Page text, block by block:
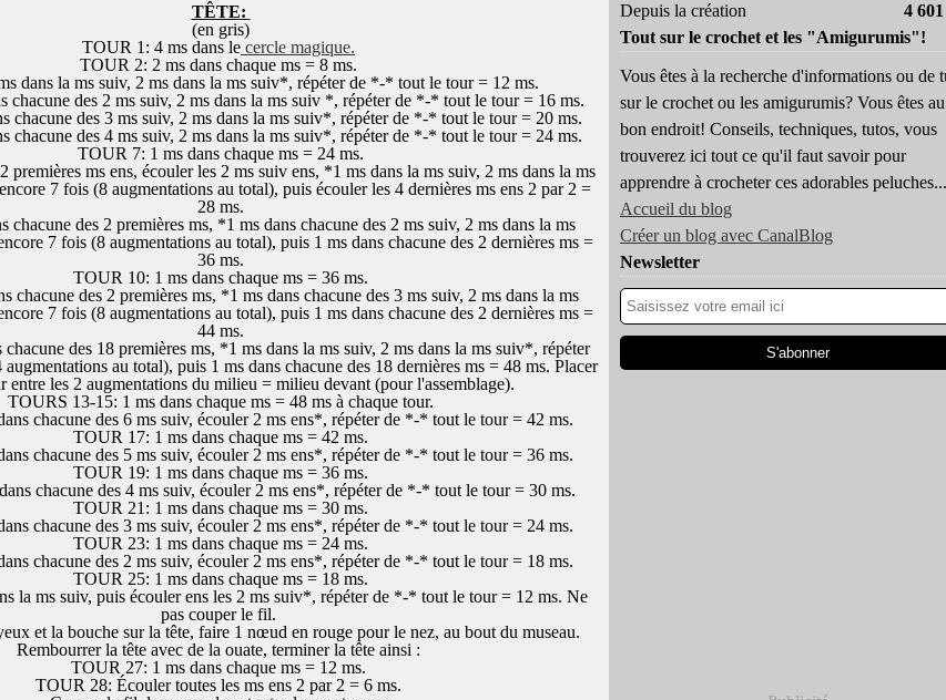
TÊTE:
(en gris)
TOUR 1: 4 ms dans le cercle magique.
TOUR 2: 2 ms dans chaque ms = 8 ms.
dans la ms suiv, 2 ms dans la ms suiv*, répéter de *-* tout le tour = 12 ms.
chacune des 2 ms suiv, 2 ms dans la ms suiv *, répéter de *-* tout le tour = 16 ms.
chacune des 3 ms suiv, 2 ms dans la ms suiv*, répéter de *-* tout le tour = 20 ms.
chacune des 4 ms suiv, 2 ms dans la ms suiv*, répéter de *-* tout le tour = 24 ms.
TOUR 7: 1 ms dans chaque ms = 24 ms.
ms ens, écouler les 2 ms suiv ens, *1 ms dans la ms suiv, 2 ms dans la ms
7 fois (8 augmentations au total), puis écouler les 4 dernières ms ens 2 par 2 =
28 ms.
chacune des 2 premières ms, *1 ms dans chacune des 2 ms suiv, 2 ms dans la ms
7 fois (8 augmentations au total), puis 1 ms dans chacune des 2 dernières ms =
36 ms.
TOUR 10: 1 ms dans chaque ms = 36 ms.
chacune des 2 premières ms, *1 ms dans chacune des 3 ms suiv, 2 ms dans la ms
7 fois (8 augmentations au total), puis 1 ms dans chacune des 2 dernières ms =
44 ms.
des 18 premières ms, *1 ms dans la ms suiv, 2 ms dans la ms suiv*, répéter
au total), puis 1 ms dans chacune des 18 dernières ms = 48 ms. Placer
entre les 2 augmentations du milieu = milieu devant (pour l'assemblage).
TOURS 13-15: 1 ms dans chaque ms = 48 ms à chaque tour.
chacune des 6 ms suiv, écouler 2 ms ens*, répéter de *-* tout le tour = 42 ms.
TOUR 17: 1 ms dans chaque ms = 42 ms.
chacune des 5 ms suiv, écouler 2 ms ens*, répéter de *-* tout le tour = 36 ms.
TOUR 19: 1 ms dans chaque ms = 36 ms.
chacune des 4 ms suiv, écouler 2 ms ens*, répéter de *-* tout le tour = 30 ms.
TOUR 21: 1 ms dans chaque ms = 30 ms.
chacune des 3 ms suiv, écouler 2 ms ens*, répéter de *-* tout le tour = 24 ms.
TOUR 23: 1 ms dans chaque ms = 24 ms.
chacune des 2 ms suiv, écouler 2 ms ens*, répéter de *-* tout le tour = 18 ms.
TOUR 25: 1 ms dans chaque ms = 18 ms.
la ms suiv, puis écouler ens les 2 ms suiv*, répéter de *-* tout le tour = 12 ms. Ne
pas couper le fil.
et la bouche sur la tête, faire 1 nœud en rouge pour le nez, au bout du museau.
Rembourrer la tête avec de la ouate, terminer la tête ainsi :
TOUR 27: 1 ms dans chaque ms = 12 ms.
TOUR 28: Écouler toutes les ms ens 2 par 2 = 6 ms.
Depuis la création
4
Tout sur le crochet et les "Amigurumis"!
Vous êtes à la recherche d'informations ou de
sur le crochet ou les amigurumis? Vous êtes au
bon endroit! Conseils, techniques, tutos, vous
trouverez ici tout ce qu'il faut savoir pour
apprendre à crocheter ces adorables peluches...
Accueil du blog
Créer un blog avec CanalBlog
Newsletter